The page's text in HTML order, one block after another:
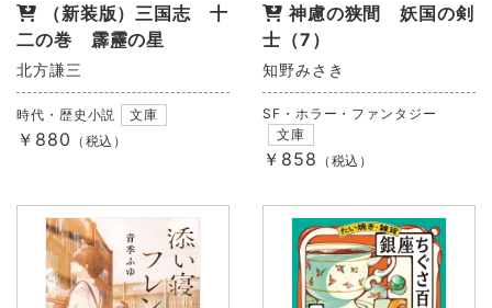
（新装版）三国志 十
二の巻 霹靂の星
北方謙三
時代・歴史小説 文庫
￥880 （税込）
神慮の狭間 妖国の剣
士（7）
知野みさき
SF・ホラー・ファンタジー
文庫
￥858 （税込）